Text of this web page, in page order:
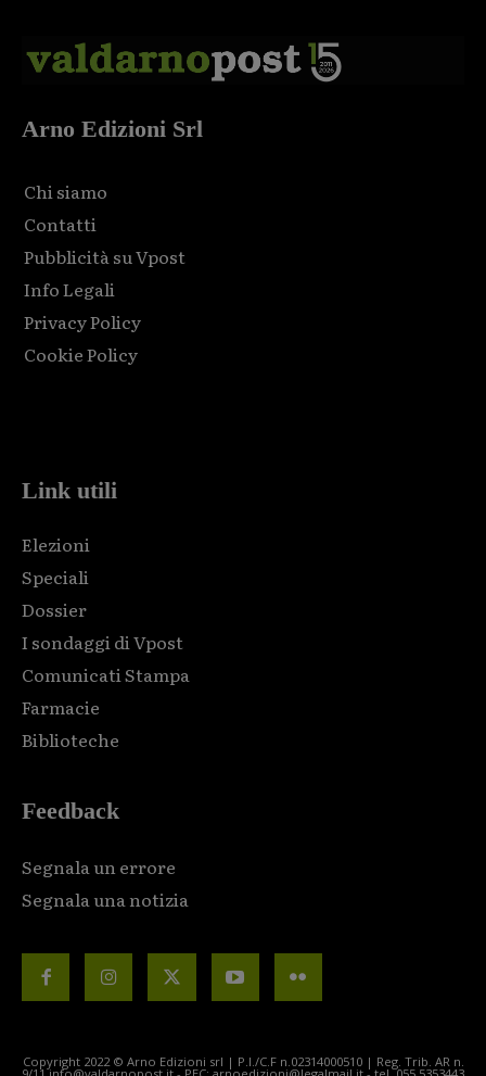
Arno Edizioni Srl
Chi siamo
Contatti
Pubblicità su Vpost
Info Legali
Privacy Policy
Cookie Policy
Link utili
Elezioni
Speciali
Dossier
I sondaggi di Vpost
Comunicati Stampa
Farmacie
Biblioteche
Feedback
Segnala un errore
Segnala una notizia
Copyright 2022 © Arno Edizioni srl | P.I./C.F n.02314000510 | Reg. Trib. AR n.